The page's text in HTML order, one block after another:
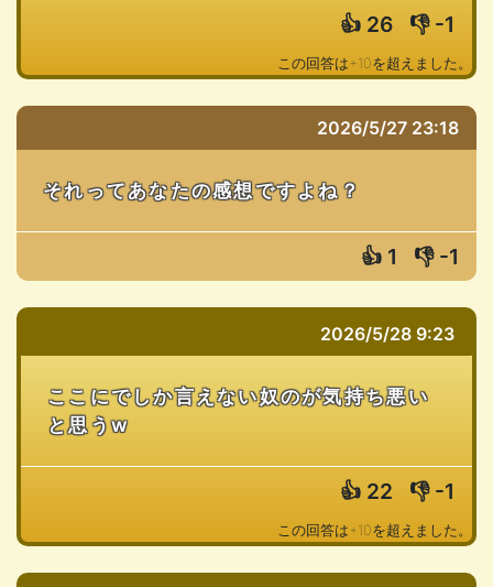
👍 26 👎 -1
この回答は+10を超えました。
2026/5/27 23:18
それってあなたの感想ですよね？
👍 1 👎 -1
2026/5/28 9:23
ここにでしか言えない奴のが気持ち悪い
と思うw
👍 22 👎 -1
この回答は+10を超えました。